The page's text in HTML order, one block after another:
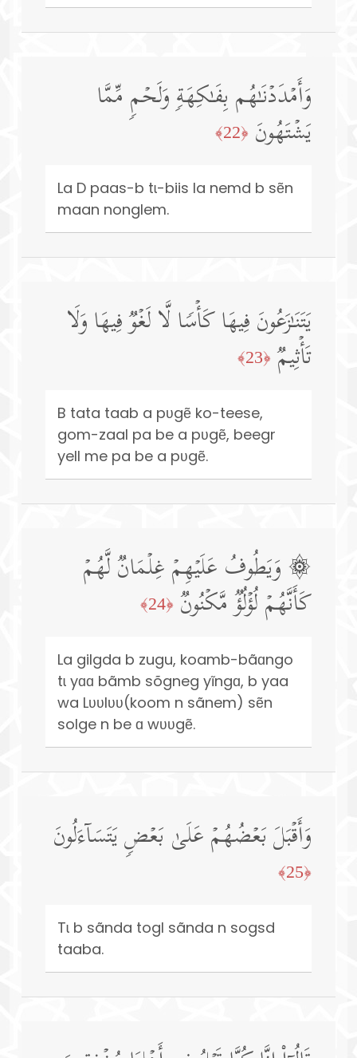
وَأَمۡدَدۡنَـٰهُم بِفَـٰكِهَةࣲ وَلَحۡمࣲ مِّمَّا
یَشۡتَهُونَ ﴿22﴾
La D paas-b tɩ-biis la nemd b sẽn
maan nonglem.
یَتَنَـٰزَعُونَ فِیهَا كَأۡسࣰا لَّا لَغۡوࣱ فِیهَا وَلَا
تَأۡثِیمࣱ ﴿23﴾
B tata taab a pʋgẽ ko-teese,
gom-zaal pa be a pʋgẽ, beegr
yell me pa be a pʋgẽ.
۞ وَیَطُوفُ عَلَیۡهِمۡ غِلۡمَانࣱ لَّهُمۡ
كَأَنَّهُمۡ لُؤۡلُؤࣱ مَّكۡنُونࣱ ﴿24﴾
La gilgda b zugu, koamb-bãɑngo
tɩ yɑɑ bãmb sõgneg yĩngɑ, b yaa
wa Lʋʋlʋʋ(koom n sãnem) sẽn
solge n be ɑ wʋʋgẽ.
وَأَقۡبَلَ بَعۡضُهُمۡ عَلَىٰ بَعۡضࣲ یَتَسَاۤءَلُونَ
﴿25﴾
Tɩ b sãnda togl sãnda n sogsd
taaba.